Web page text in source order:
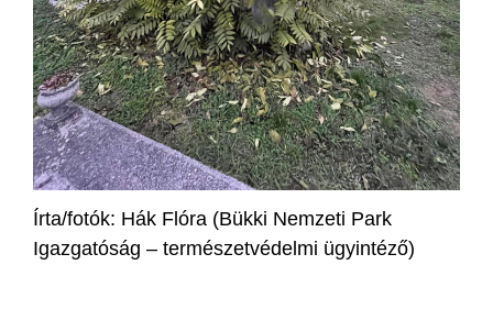
Írta/fotók: Hák Flóra (Bükki Nemzeti Park
Igazgatóság – természetvédelmi ügyintéző)